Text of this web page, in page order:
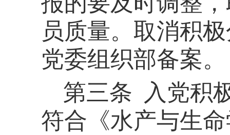
员质量。取消积
党委组织部备案。
第三条 入党积
符合《水产与生